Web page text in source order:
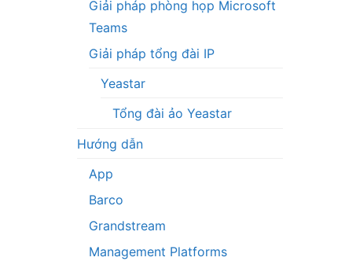
Giải pháp phòng họp Microsoft
Teams
Giải pháp tổng đài IP
Yeastar
Tổng đài ảo Yeastar
Hướng dẫn
App
Barco
Grandstream
Management Platforms